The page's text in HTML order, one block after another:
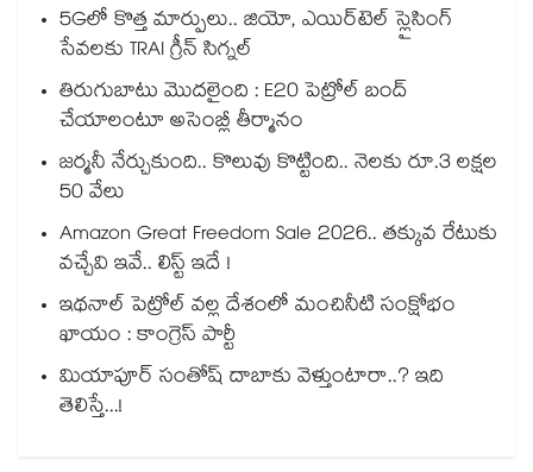
5Gలో కొత్త మార్పులు.. జియో, ఎయిర్‌టెల్ స్లైసింగ్
సేవలకు TRAI గ్రీన్ సిగ్నల్
తిరుగుబాటు మొదలైంది : E20 పెట్రోల్ బంద్
చేయాలంటూ అసెంబ్లీ తీర్మానం
జర్మనీ నేర్చుకుంది.. కొలువు కొట్టింది.. నెలకు రూ.3 లక్షల
50 వేలు
Amazon Great Freedom Sale 2026.. తక్కువ రేటుకు
వచ్చేవి ఇవే.. లిస్ట్ ఇదే !
ఇథనాల్ పెట్రోల్ వల్ల దేశంలో మంచినీటి సంక్షోభం
ఖాయం : కాంగ్రెస్ పార్టీ
మియాపూర్ సంతోష్ దాబాకు వెళ్తుంటారా..? ఇది
తెలిస్తే...!